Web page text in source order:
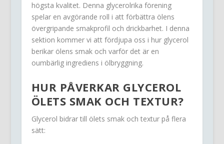
högsta kvalitet. Denna glycerolrika förening
spelar en avgörande roll i att förbättra ölens
övergripande smakprofil och drickbarhet. I denna
sektion kommer vi att fördjupa oss i hur glycerol
berikar ölens smak och varför det är en
oumbärlig ingrediens i ölbryggning.
HUR PÅVERKAR GLYCEROL
ÖLETS SMAK OCH TEXTUR?
Glycerol bidrar till ölets smak och textur på flera
sätt: